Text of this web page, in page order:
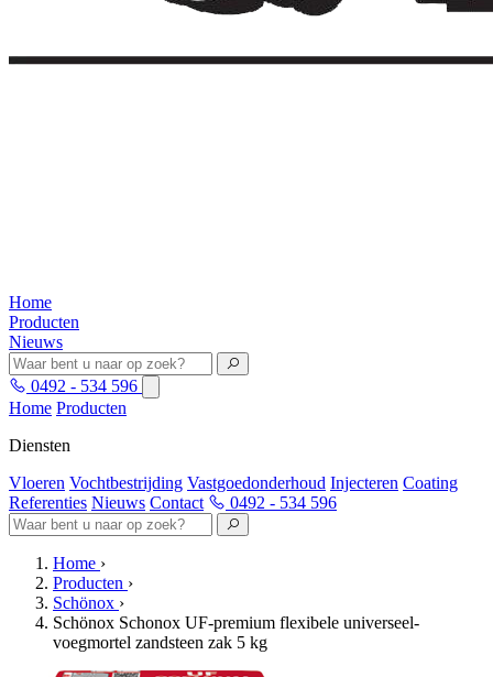
Home
Producten
Nieuws
0492 - 534 596
Home Producten
Diensten
Vloeren Vochtbestrijding Vastgoedonderhoud Injecteren Coating
Referenties Nieuws Contact 0492 - 534 596
Home ›
Producten ›
Schönox ›
Schönox Schonox UF-premium flexibele universeel-
voegmortel zandsteen zak 5 kg